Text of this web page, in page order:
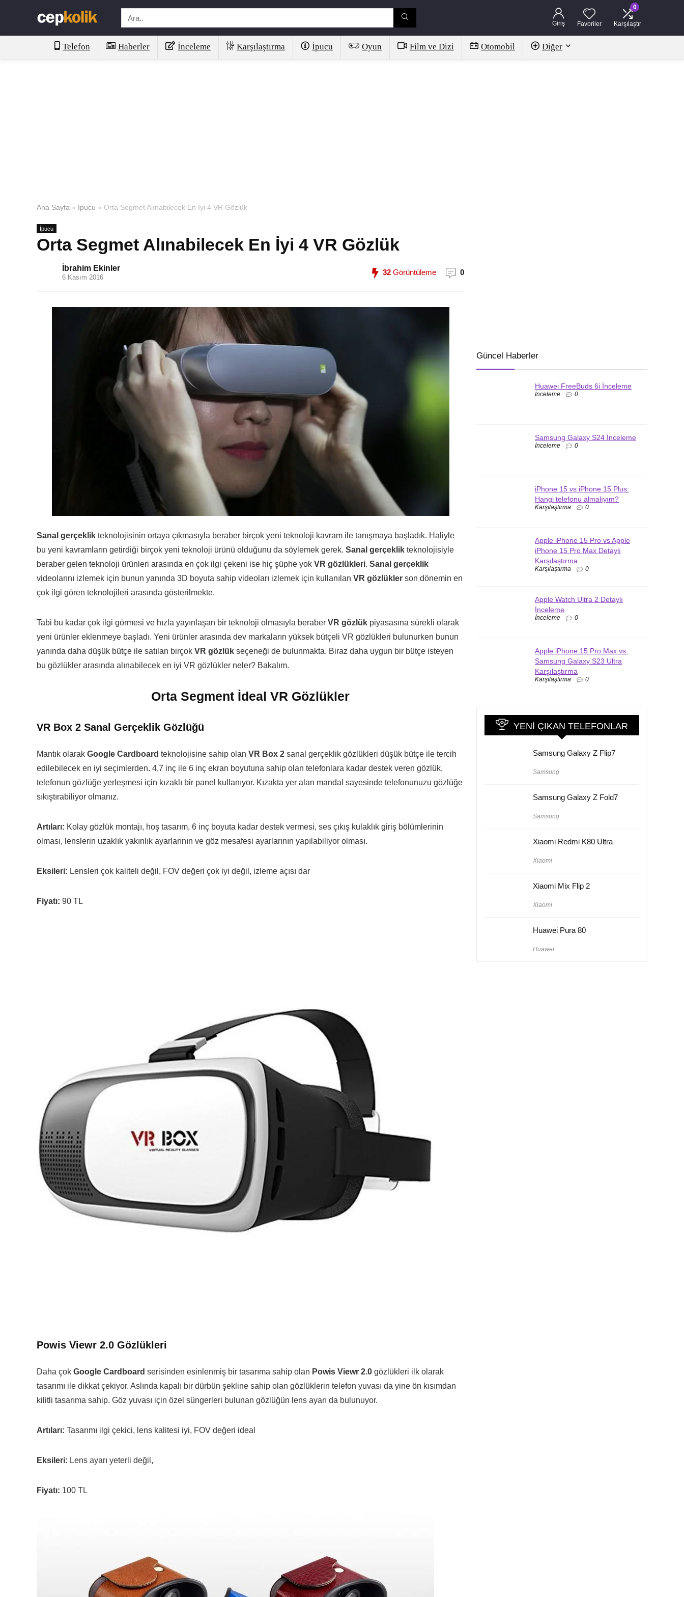
Giriş Favoriler
0
Karşılaştır
Telefon Haberler İnceleme Karşılaştırma İpucu Oyun Film ve Dizi Otomobil Diğer
Ana Sayfa » İpucu » Orta Segmet Alınabilecek En İyi 4 VR Gözlük
İpucu
Orta Segmet Alınabilecek En İyi 4 VR Gözlük
İbrahim Ekinler
6 Kasım 2016
32 Görüntüleme 0
Sanal gerçeklik teknolojisinin ortaya çıkmasıyla beraber birçok yeni teknoloji kavram ile tanışmaya başladık. Haliyle
bu yeni kavramların getirdiği birçok yeni teknoloji ürünü olduğunu da söylemek gerek. Sanal gerçeklik teknolojisiyle
beraber gelen teknoloji ürünleri arasında en çok ilgi çekeni ise hiç şüphe yok VR gözlükleri. Sanal gerçeklik
videolarını izlemek için bunun yanında 3D boyuta sahip videoları izlemek için kullanılan VR gözlükler son dönemin en
çok ilgi gören teknolojileri arasında gösterilmekte.
Tabi bu kadar çok ilgi görmesi ve hızla yayınlaşan bir teknoloji olmasıyla beraber VR gözlük piyasasına sürekli olarak
yeni ürünler eklenmeye başladı. Yeni ürünler arasında dev markaların yüksek bütçeli VR gözlükleri bulunurken bunun
yanında daha düşük bütçe ile satılan birçok VR gözlük seçeneği de bulunmakta. Biraz daha uygun bir bütçe isteyen
bu gözlükler arasında alınabilecek en iyi VR gözlükler neler? Bakalım.
Orta Segment İdeal VR Gözlükler
VR Box 2 Sanal Gerçeklik Gözlüğü
Mantık olarak Google Cardboard teknolojisine sahip olan VR Box 2 sanal gerçeklik gözlükleri düşük bütçe ile tercih
edilebilecek en iyi seçimlerden. 4,7 inç ile 6 inç ekran boyutuna sahip olan telefonlara kadar destek veren gözlük,
telefonun gözlüğe yerleşmesi için kızaklı bir panel kullanıyor. Kızakta yer alan mandal sayesinde telefonunuzu gözlüğe
sıkıştırabiliyor olmanız.
Artıları: Kolay gözlük montajı, hoş tasarım, 6 inç boyuta kadar destek vermesi, ses çıkış kulaklık giriş bölümlerinin
olması, lenslerin uzaklık yakınlık ayarlarının ve göz mesafesi ayarlarının yapılabiliyor olması.
Eksileri: Lensleri çok kaliteli değil, FOV değeri çok iyi değil, izleme açısı dar
Fiyatı: 90 TL
Powis Viewr 2.0 Gözlükleri
Daha çok Google Cardboard serisinden esinlenmiş bir tasarıma sahip olan Powis Viewr 2.0 gözlükleri ilk olarak
tasarımı ile dikkat çekiyor. Aslında kapalı bir dürbün şekline sahip olan gözlüklerin telefon yuvası da yine ön kısımdan
kilitli tasarıma sahip. Göz yuvası için özel süngerleri bulunan gözlüğün lens ayarı da bulunuyor.
Artıları: Tasarımı ilgi çekici, lens kalitesi iyi, FOV değeri ideal
Eksileri: Lens ayarı yeterli değil,
Fiyatı: 100 TL
Güncel Haberler
Huawei FreeBuds 6i İnceleme
İnceleme 0
Samsung Galaxy S24 İnceleme
İnceleme 0
iPhone 15 vs iPhone 15 Plus:
Hangi telefonu almalıyım?
Karşılaştırma 0
Apple iPhone 15 Pro vs Apple
iPhone 15 Pro Max Detaylı
Karşılaştırma
Karşılaştırma 0
Apple Watch Ultra 2 Detaylı
İnceleme
İnceleme 0
Apple iPhone 15 Pro Max vs.
Samsung Galaxy S23 Ultra
Karşılaştırma
Karşılaştırma 0
YENI ÇIKAN TELEFONLAR
Samsung Galaxy Z Flip7
Samsung
Samsung Galaxy Z Fold7
Samsung
Xiaomi Redmi K80 Ultra
Xiaomi
Xiaomi Mix Flip 2
Xiaomi
Huawei Pura 80
Huawei